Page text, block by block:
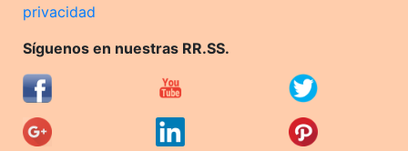
privacidad
Síguenos en nuestras RR.SS.